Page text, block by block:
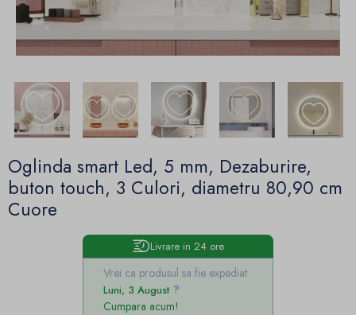
Oglinda smart Led, 5 mm, Dezaburire,
buton touch, 3 Culori, diametru 80,90 cm
Cuore
Livrare in 24 ore
Vrei ca produsul sa fie expediat
Luni, 3 August
Cumpara acum!